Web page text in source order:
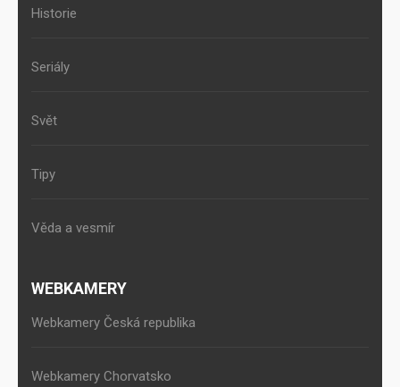
Historie
Seriály
Svět
Tipy
Věda a vesmír
WEBKAMERY
Webkamery Česká republika
Webkamery Chorvatsko